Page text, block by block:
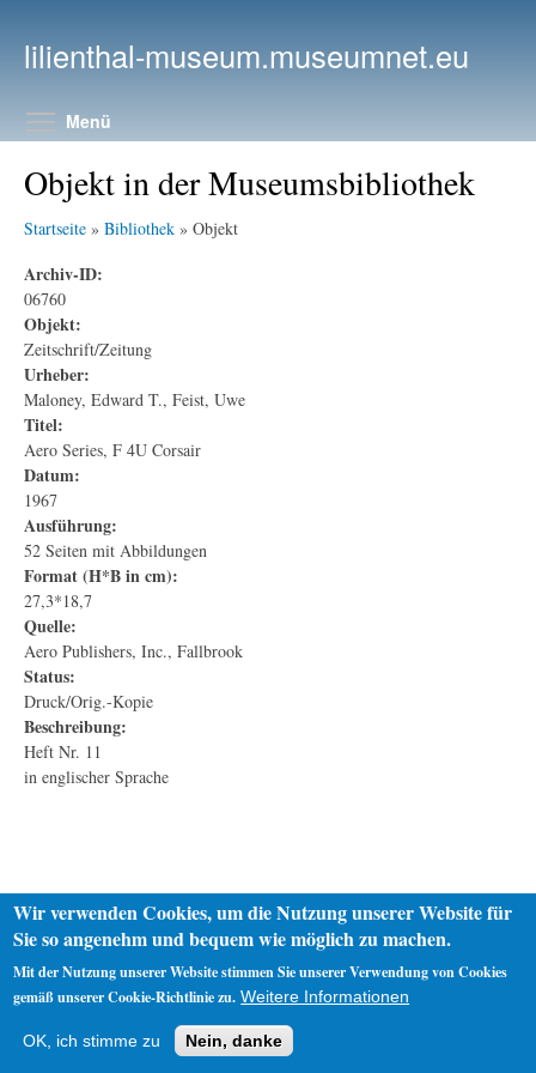
lilienthal-museum.museumnet.eu
Menü
Objekt in der Museumsbibliothek
Startseite » Bibliothek » Objekt
Archiv-ID:
06760
Objekt:
Zeitschrift/Zeitung
Urheber:
Maloney, Edward T., Feist, Uwe
Titel:
Aero Series, F 4U Corsair
Datum:
1967
Ausführung:
52 Seiten mit Abbildungen
Format (H*B in cm):
27,3*18,7
Quelle:
Aero Publishers, Inc., Fallbrook
Status:
Druck/Orig.-Kopie
Beschreibung:
Heft Nr. 11
in englischer Sprache
Impressum
Wir verwenden Cookies, um die Nutzung unserer Website für
Sie so angenehm und bequem wie möglich zu machen.
Mit der Nutzung unserer Website stimmen Sie unserer Verwendung von Cookies
gemäß unserer Cookie-Richtlinie zu. Weitere Informationen
OK, ich stimme zu Nein, danke